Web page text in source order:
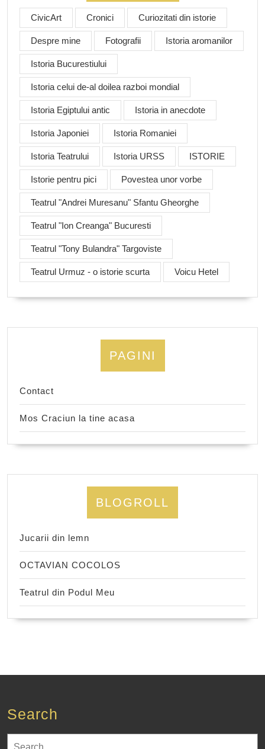
CivicArt Cronici Curiozitati din istorie
Despre mine Fotografii Istoria aromanilor
Istoria Bucurestiului
Istoria celui de-al doilea razboi mondial
Istoria Egiptului antic Istoria in anecdote
Istoria Japoniei Istoria Romaniei
Istoria Teatrului Istoria URSS ISTORIE
Istorie pentru pici Povestea unor vorbe
Teatrul "Andrei Muresanu" Sfantu Gheorghe
Teatrul "Ion Creanga" Bucuresti
Teatrul "Tony Bulandra" Targoviste
Teatrul Urmuz - o istorie scurta Voicu Hetel
PAGINI
Contact
Mos Craciun la tine acasa
BLOGROLL
Jucarii din lemn
OCTAVIAN COCOLOS
Teatrul din Podul Meu
Search